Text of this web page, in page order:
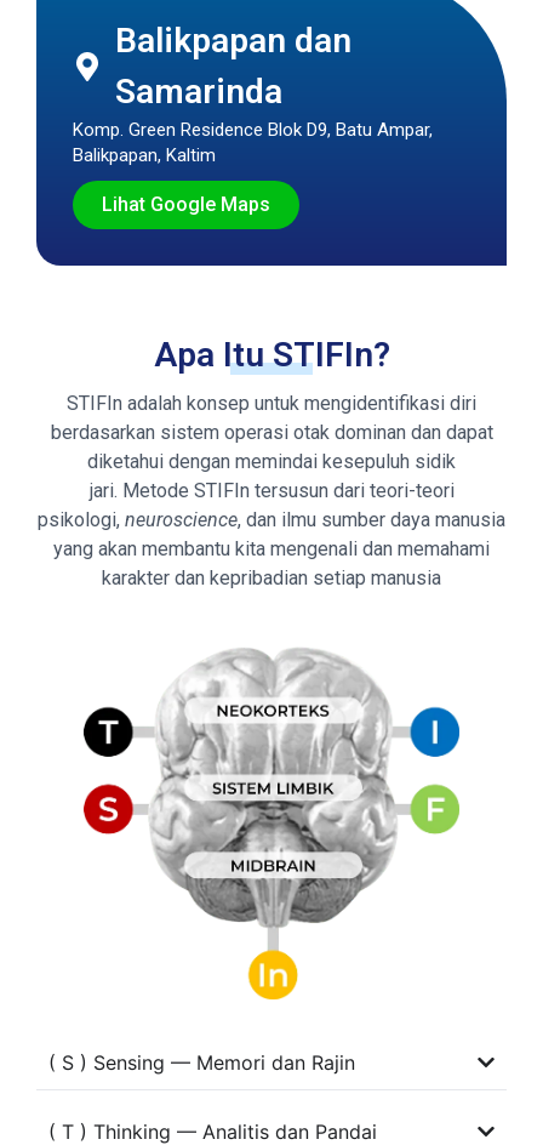
Balikpapan dan
Samarinda
Komp. Green Residence Blok D9, Batu Ampar,
Balikpapan, Kaltim
Lihat Google Maps
Apa Itu STIFIn?
STIFIn adalah konsep untuk mengidentifikasi diri
berdasarkan sistem operasi otak dominan dan dapat
diketahui dengan memindai kesepuluh sidik
jari. Metode STIFIn tersusun dari teori-teori
psikologi, neuroscience, dan ilmu sumber daya manusia
yang akan membantu kita mengenali dan memahami
karakter dan kepribadian setiap manusia
( S ) Sensing — Memori dan Rajin
( T ) Thinking — Analitis dan Pandai